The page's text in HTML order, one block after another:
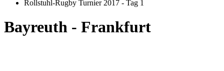
Rollstuhl-Rugby Turnier 2017 - Tag 1
Bayreuth - Frankfurt